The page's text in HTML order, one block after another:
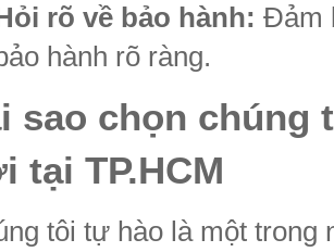
rõ về bảo hành: Đảm
hành rõ ràng.
sao chọn chúng
tại TP.HCM
tôi tự hào là một